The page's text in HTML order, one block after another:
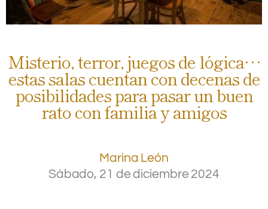
Misterio, terror, juegos de lógica…
estas salas cuentan con decenas de
posibilidades para pasar un buen
rato con familia y amigos
Marina León
Sábado, 21 de diciembre 2024